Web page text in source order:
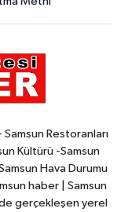
Restoranları
Kültürü -Samsun
Hava Durumu
haber | Samsun
gerçekleşen yerel